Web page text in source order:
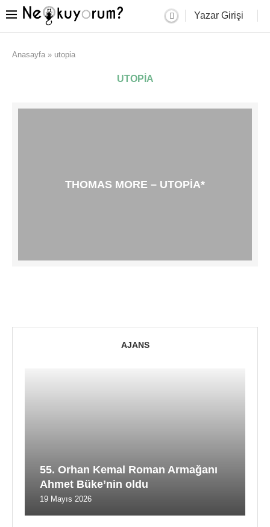
Yazar Girişi
Anasayfa » utopia
UTOPIA
THOMAS MORE – UTOPIA*
AJANS
55. Orhan Kemal Roman Armağanı
Ahmet Büke’nin oldu
19 Mayıs 2026